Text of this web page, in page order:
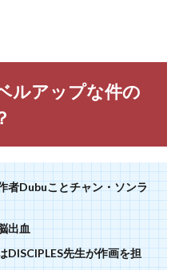
ルアップな件の
者Dubuことチャン・ソンラ
出血
DISCIPLES先生が作画を担